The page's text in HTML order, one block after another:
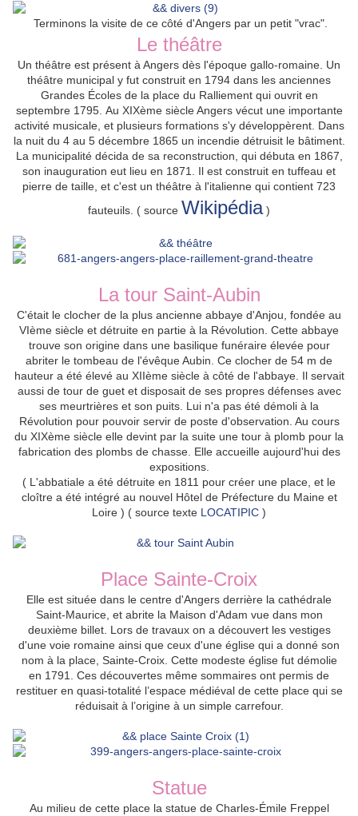
Terminons la visite de ce côté d'Angers par un petit "vrac".
Le théâtre
Un théâtre est présent à Angers dès l'époque gallo-romaine. Un
théâtre municipal y fut construit en 1794 dans les anciennes
Grandes Écoles de la place du Ralliement qui ouvrit en
septembre 1795. Au XIXème siècle Angers vécut une importante
activité musicale, et plusieurs formations s'y développèrent. Dans
la nuit du 4 au 5 décembre 1865 un incendie détruisit le bâtiment.
La municipalité décida de sa reconstruction, qui débuta en 1867,
son inauguration eut lieu en 1871. Il est construit en tuffeau et
pierre de taille, et c'est un théâtre à l'italienne qui contient 723
fauteuils. ( source Wikipédia)
La tour Saint-Aubin
C'était le clocher de la plus ancienne abbaye d'Anjou, fondée au
VIème siècle et détruite en partie à la Révolution. Cette abbaye
trouve son origine dans une basilique funéraireélevée pour
abriter le tombeau de l'évêque Aubin. Ce clocher de 54 m de
hauteur a été élevé au XIIème siècle à côté de l'abbaye. Il servait
aussi de tour de guet et disposait de ses propres défenses avec
ses meurtrières et son puits. Lui n'a pas été démoli à la
Révolution pour pouvoir servir de poste d'observation. Au cours
du XIXème siècle elle devint par la suite une tour à plomb pour la
fabrication des plombs de chasse. Elle accueille aujourd'hui des
expositions.
( L'abbatiale a été détruite en 1811 pour créer une place, et le
cloître a été intégré au nouvel Hôtel de Préfecture du Maine et
Loire ) ( source texte LOCATIPIC )
Place Sainte-Croix
Elle est située dans le centre d'Angers derrière la cathédrale
Saint-Maurice, et abrite la Maison d'Adam vue dans mon
deuxième billet. Lors de travaux on a découvert les vestiges
d'une voie romaine ainsi que ceux d'une église qui a donné son
nom à la place, Sainte-Croix. Cette modeste église fut démolie
en 1791. Ces découvertes même sommaires ont permis de
restituer en quasi-totalité l’espace médiéval de cette place qui se
réduisait à l’origine à un simple carrefour.
Statue
Au milieu de cette place la statue de Charles-Émile Freppel